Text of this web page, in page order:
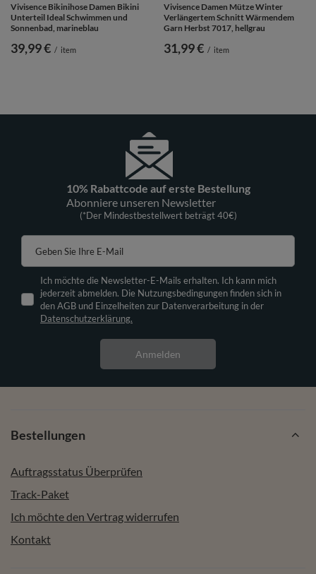
Vivisence Bikinihose Damen Bikini
Unterteil Ideal Schwimmen und
Sonnenbad, marineblau
39,99 € / item
Vivisence Damen Mütze Winter
Verlängertem Schnitt Wärmendem
Garn Herbst 7017, hellgrau
31,99 € / item
10% Rabattcode auf erste Bestellung
Abonniere unseren Newsletter
(*Der Mindestbestellwert beträgt 40€)
Geben Sie Ihre E-Mail
Ich möchte die Newsletter-E-Mails erhalten. Ich kann mich
jederzeit abmelden. Die Nutzungsbedingungen finden sich in
den AGB und Einzelheiten zur Datenverarbeitung in der
Datenschutzerklärung.
Anmelden
Bestellungen
Auftragsstatus Überprüfen
Track-Paket
Ich möchte den Vertrag widerrufen
Kontakt